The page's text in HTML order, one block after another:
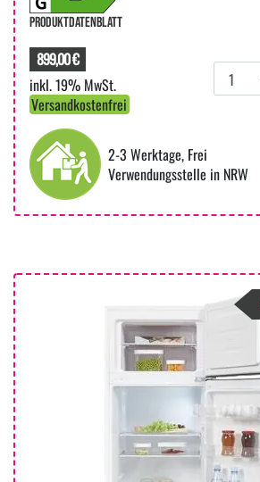
PRODUKTDATENBLATT
899,00 €
inkl. 19% MwSt.
Versandkostenfrei
2-3 Werktage, Frei
Verwendungsstelle in NRW